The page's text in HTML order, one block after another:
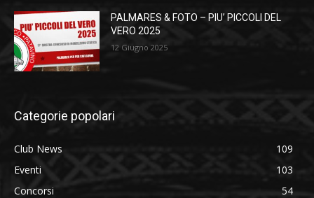
PALMARES & FOTO – PIU’ PICCOLI DEL
VERO 2025
12 Giugno 2025
Categorie popolari
Club News
109
Eventi
103
Concorsi
54